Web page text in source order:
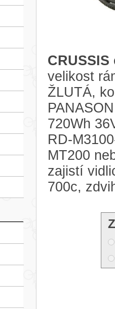
CRUSSIS
velikost
ŽLUTÁ,
720Wh
RD-
MT200
zajistí
700c,